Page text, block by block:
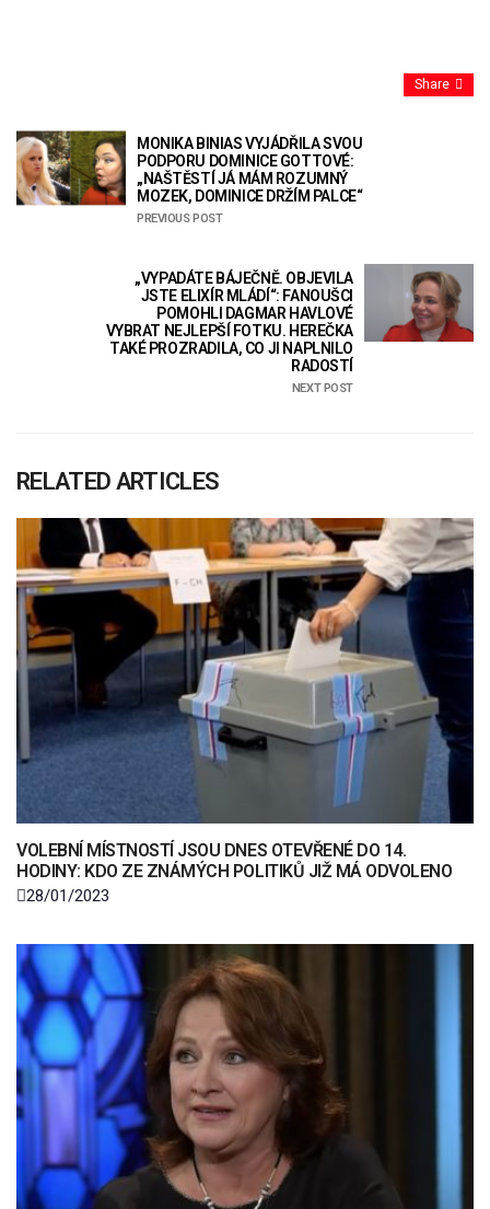
Share
MONIKA BINIAS VYJÁDŘILA SVOU
PODPORU DOMINICE GOTTOVÉ:
„NAŠTĚSTÍ JÁ MÁM ROZUMNÝ
MOZEK, DOMINICE DRŽÍM PALCE“
PREVIOUS POST
„VYPADÁTE BÁJEČNĚ. OBJEVILA
JSTE ELIXÍR MLÁDÍ“: FANOUŠCI
POMOHLI DAGMAR HAVLOVÉ
VYBRAT NEJLEPŠÍ FOTKU. HEREČKA
TAKÉ PROZRADILA, CO JI NAPLNILO
RADOSTÍ
NEXT POST
RELATED ARTICLES
VOLEBNÍ MÍSTNOSTÍ JSOU DNES OTEVŘENÉ DO 14.
HODINY: KDO ZE ZNÁMÝCH POLITIKŮ JIŽ MÁ ODVOLENO
28/01/2023